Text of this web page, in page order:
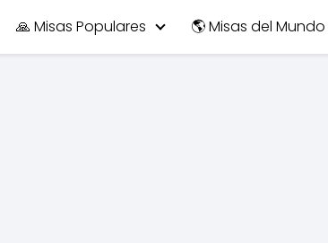
🙏 Misas Populares 🌎 Misas del Mundo